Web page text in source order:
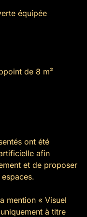
équipée
de 8 m²
ont été
afin
et de proposer
mention « Visuel
à titre